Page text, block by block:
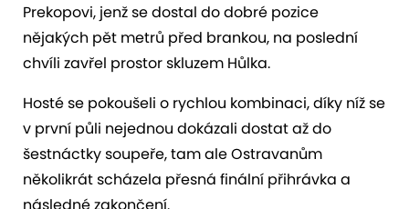
Prekopovi, jenž se dostal do dobré pozice
nějakých pět metrů před brankou, na poslední
chvíli zavřel prostor skluzem Hůlka.
Hosté se pokoušeli o rychlou kombinaci, díky níž se
v první půli nejednou dokázali dostat až do
šestnáctky soupeře, tam ale Ostravanům
několikrát scházela přesná finální přihrávka a